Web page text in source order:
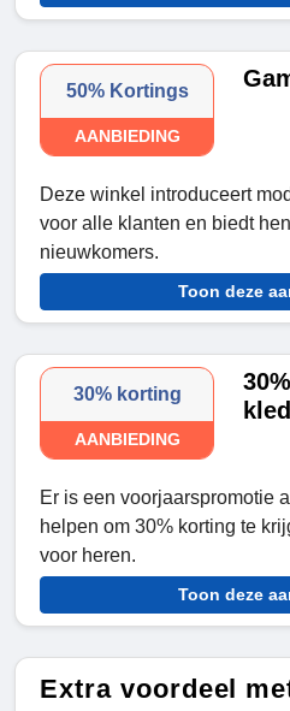
50% Kortings
AANBIEDING
Deze winkel introduceert
voor alle klanten en biedt
nieuwkomers.
Toon deze
30% korting
AANBIEDING
Er is een voorjaarspromotie
helpen om 30% korting te
voor heren.
Toon deze
Extra voordeel